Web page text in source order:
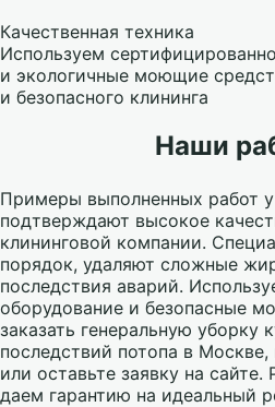
Качественная техника
Используем
и экологичные моющие
и безопасного клининга
Наши
Примеры выполненных работ
подтверждают высокое
клининговой компании.
порядок, удаляют сложные
последствия аварий.
оборудование и безопасные
заказать генеральную уборку
последствий потопа в
или оставьте заявку на сайте.
даем гарантию на идеальный